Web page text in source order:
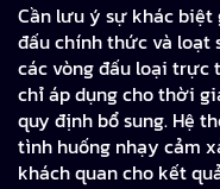
Cần lưu ý sự khác
đấu chính thức và loạt
các vòng đấu loại trực
chỉ áp dụng cho thời
quy định bổ sung. Hệ
tình huống nhạy cảm
khách quan cho kết